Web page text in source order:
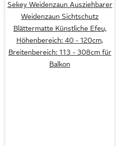
Sekey Weidenzaun Ausziehbarer
Weidenzaun Sichtschutz
Blättermatte Künstliche Efeu,
Höhenbereich: 40 - 120cm,
Breitenbereich: 113 - 308cm für
Balkon